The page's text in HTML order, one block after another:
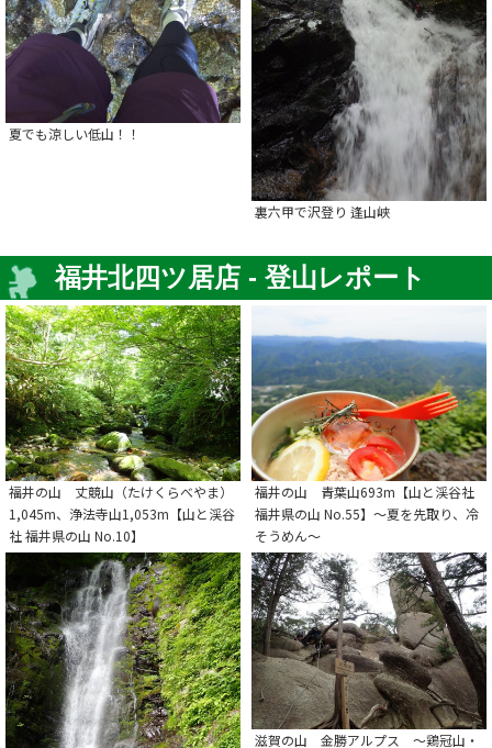
夏でも涼しい低山！！
裏六甲で沢登り 逢山峡
福井北四ツ居店 - 登山レポート
福井の山 丈競山（たけくらべやま）
1,045m、浄法寺山1,053m【山と渓谷
社 福井県の山 No.10】
福井の山 青葉山693m【山と渓谷社
福井県の山 No.55】～夏を先取り、冷
そうめん～
滋賀の山 金勝アルプス ～鶏冠山・